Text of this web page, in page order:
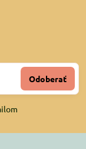
Odoberať